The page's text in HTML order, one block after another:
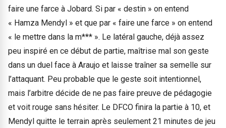
faire une farce à Jobard. Si par « destin » on entend
« Hamza Mendyl » et que par « faire une farce » on entend
« le mettre dans la m*** ». Le latéral gauche, déjà assez
peu inspiré en ce début de partie, maîtrise mal son geste
dans un duel face à Araujo et laisse traîner sa semelle sur
l’attaquant. Peu probable que le geste soit intentionnel,
mais l’arbitre décide de ne pas faire preuve de pédagogie
et voit rouge sans hésiter. Le DFCO finira la partie à 10, et
Mendyl quitte le terrain après seulement 21 minutes de jeu